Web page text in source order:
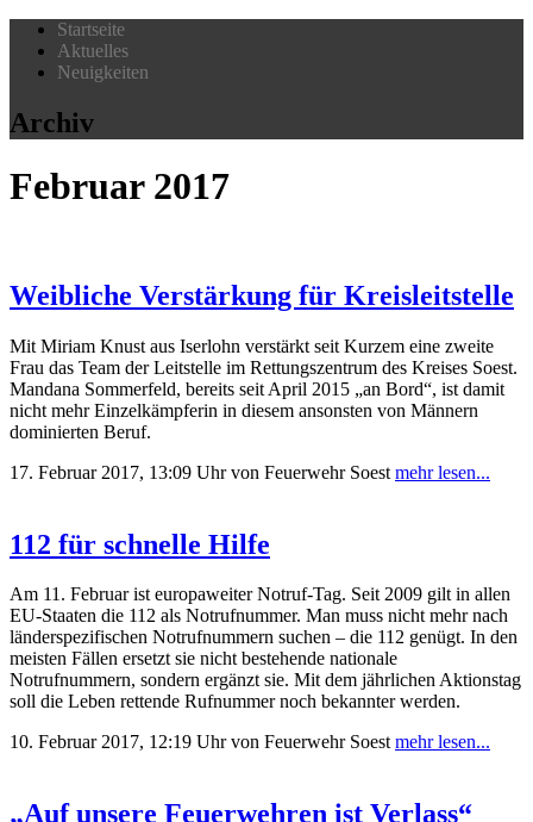
Startseite
Aktuelles
Neuigkeiten
Archiv
Februar 2017
Weibliche Verstärkung für Kreisleitstelle
Mit Miriam Knust aus Iserlohn verstärkt seit Kurzem eine zweite
Frau das Team der Leitstelle im Rettungszentrum des Kreises Soest.
Mandana Sommerfeld, bereits seit April 2015 „an Bord“, ist damit
nicht mehr Einzelkämpferin in diesem ansonsten von Männern
dominierten Beruf.
17. Februar 2017, 13:09 Uhr von Feuerwehr Soest mehr lesen...
112 für schnelle Hilfe
Am 11. Februar ist europaweiter Notruf-Tag. Seit 2009 gilt in allen
EU-Staaten die 112 als Notrufnummer. Man muss nicht mehr nach
länderspezifischen Notrufnummern suchen – die 112 genügt. In den
meisten Fällen ersetzt sie nicht bestehende nationale
Notrufnummern, sondern ergänzt sie. Mit dem jährlichen Aktionstag
soll die Leben rettende Rufnummer noch bekannter werden.
10. Februar 2017, 12:19 Uhr von Feuerwehr Soest mehr lesen...
„Auf unsere Feuerwehren ist Verlass“